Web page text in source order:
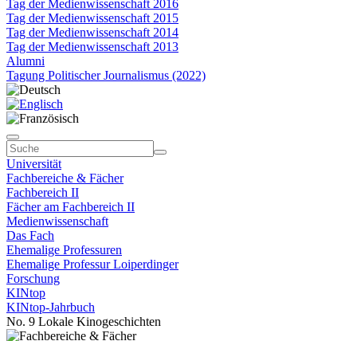
Tag der Medienwissenschaft 2016
Tag der Medienwissenschaft 2015
Tag der Medienwissenschaft 2014
Tag der Medienwissenschaft 2013
Alumni
Tagung Politischer Journalismus (2022)
Universität
Fachbereiche & Fächer
Fachbereich II
Fächer am Fachbereich II
Medienwissenschaft
Das Fach
Ehemalige Professuren
Ehemalige Professur Loiperdinger
Forschung
KINtop
KINtop-Jahrbuch
No. 9 Lokale Kinogeschichten